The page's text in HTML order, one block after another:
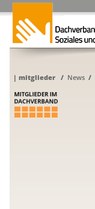
| mitglieder/ News/